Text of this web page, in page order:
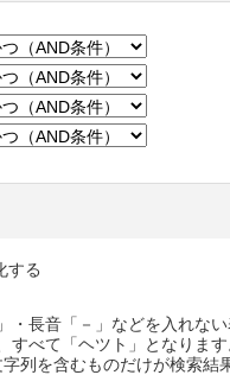
する
長音「－」などを入れない
べて「ヘツト」となります
列を含むものだけが検索結